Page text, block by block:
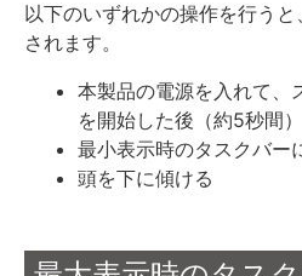
以下のいずれかの操作を行う
されます。
本製品の電源を入れて、
を開始した後（約5秒間）
最小表示時のタスクバー
頭を下に傾ける